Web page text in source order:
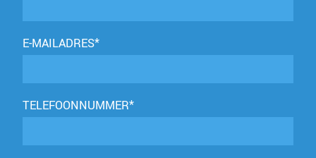
E-MAILADRES*
TELEFOONNUMMER*